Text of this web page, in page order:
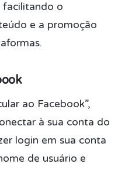
facilitando o
e a promoção
ao Facebook”,
à sua conta do
login em sua conta
de usuário e